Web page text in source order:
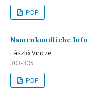
PDF
Namenkundliche
László Vincze
303-305
PDF